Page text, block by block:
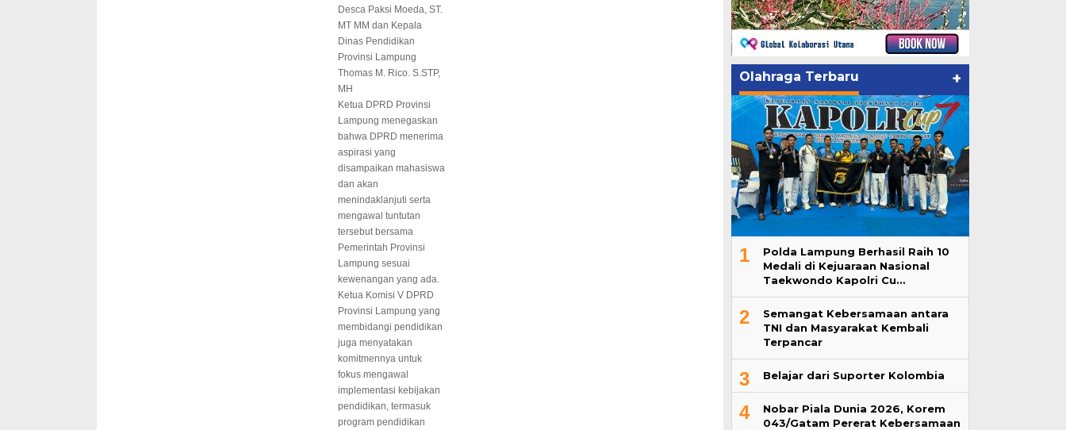
Desca Paksi Moeda, ST.
MT MM dan Kepala
Dinas Pendidikan
Provinsi Lampung
Thomas M. Rico. S.STP,
MH
Ketua DPRD Provinsi
Lampung menegaskan
bahwa DPRD menerima
aspirasi yang
disampaikan mahasiswa
dan akan
menindaklanjuti serta
mengawal tuntutan
tersebut bersama
Pemerintah Provinsi
Lampung sesuai
kewenangan yang ada.
Ketua Komisi V DPRD
Provinsi Lampung yang
membidangi pendidikan
juga menyatakan
komitmennya untuk
fokus mengawal
implementasi kebijakan
pendidikan, termasuk
program pendidikan
Olahraga Terbaru +
1
Polda Lampung Berhasil Raih 10
Medali di Kejuaraan Nasional
Taekwondo Kapolri Cu…
2
Semangat Kebersamaan antara
TNI dan Masyarakat Kembali
Terpancar
3 Belajar dari Suporter Kolombia
4
Nobar Piala Dunia 2026, Korem
043/Gatam Pererat Kebersamaan